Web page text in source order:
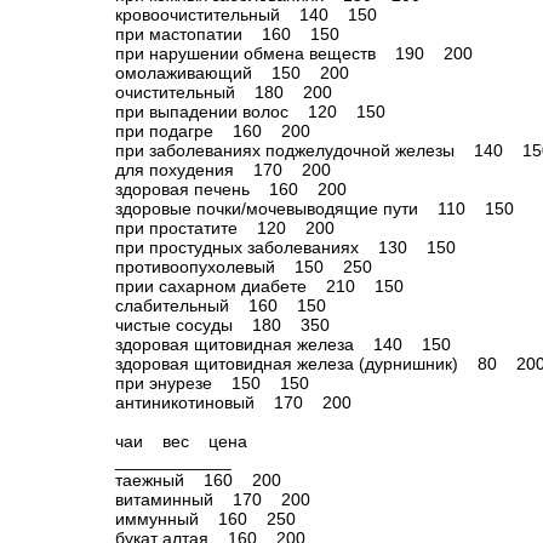
кровоочистительный 140 150
при мастопатии 160 150
при нарушении обмена веществ 190 200
омолаживающий 150 200
очистительный 180 200
при выпадении волос 120 150
при подагре 160 200
при заболеваниях поджелудочной железы 140
для похудения 170 200
здоровая печень 160 200
здоровые почки/мочевыводящие пути 110 150
при простатите 120 200
при простудных заболеваниях 130 150
противоопухолевый 150 250
прии сахарном диабете 210 150
слабительный 160 150
чистые сосуды 180 350
здоровая щитовидная железа 140 150
здоровая щитовидная железа (дурнишник) 80
при энурезе 150 150
антиникотиновый 170 200
чаи вес цена
таежный 160 200
витаминный 170 200
иммунный 160 250
букат алтая 160 200